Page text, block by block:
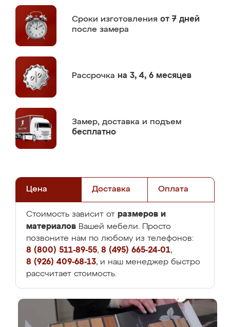
Сроки изготовления от 7 дней
после замера
Рассрочка на 3, 4, 6 месяцев
Замер, доставка и подъем
бесплатно
Цена Доставка Оплата
Стоимость зависит от размеров и
материалов Вашей мебели. Просто
позвоните нам по любому из телефонов:
8 (800) 511-89-55, 8 (495) 665-24-01,
8 (926) 409-68-13, и наш менеджер быстро
рассчитает стоимость.